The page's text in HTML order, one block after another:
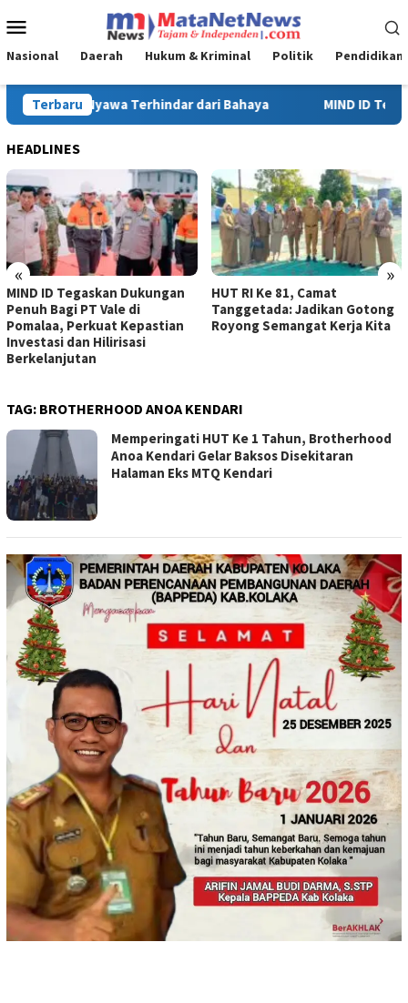
ke
Mobile
Nasional Daerah Hukum & Kriminal Politik Pendidikan
Terbaru
ID Tegaskan Dukungan Penuh Bagi PT Vale di Pomalaa,
HEADLINES
« »
Tegaskan Dukungan
PT Vale di
Perkuat Kepastian
dan Hilirisasi
HUT RI Ke 81, Camat
Tanggetada: Jadikan Gotong
Royong Semangat Kerja Kita
Ke-
TAG: BROTHERHOOD ANOA KENDARI
Memperingati HUT Ke 1 Tahun, Brotherhood
Anoa Kendari Gelar Baksos Disekitaran
Halaman Eks MTQ Kendari